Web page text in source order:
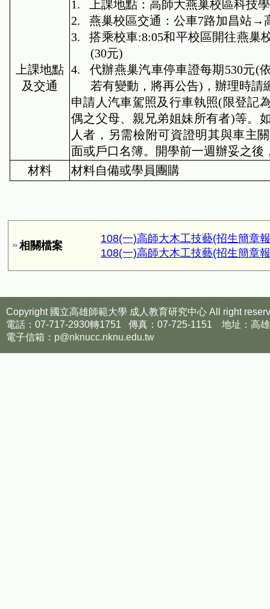
上課地點
及交通
1.
上課地點：高師大燕巢校區科技
2.
燕巢校區交通：公車7路加昌站→
3.
搭乘校車:8:05和平校區開往燕巢
(30元)
4.
代辦燕巢汽車停車證每期530元(
若有變動，將再公告) ，辦理時請
申請人汽車駕照及行車執照(限登記
偶之父母、親兄弟姐妹所有者)等。
人者，另需檢附可資證明其與車主
面或戶口名簿。開學前一週辦妥之後
材料
材料自備或學員團購
相關檔案
108(一)高師大木工技藝(招生簡章
108(一)高師大木工技藝(招生簡章
Copyright 國立高雄師範大學 成人教育研究中心 All right
電話：07-717-2930轉1751 傳真：07-725-1151 地址：高
電子信箱： p@nknucc.nknu.edu.tw